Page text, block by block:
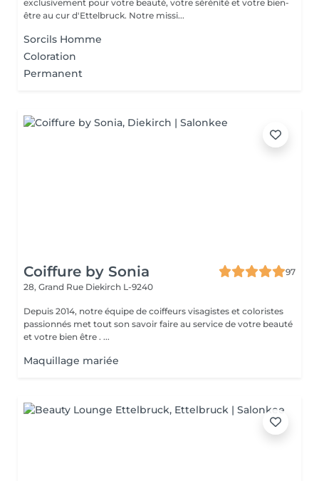
exclusivement pour votre beauté, votre sérénité et votre bien-
être au cur d'Ettelbruck. Notre missi...
Sorcils Homme
Coloration
Permanent
Coiffure by Sonia
97
28, Grand Rue Diekirch L-9240
Depuis 2014, notre équipe de coiffeurs visagistes et coloristes
passionnés met tout son savoir faire au service de votre beauté
et votre bien être . ...
Maquillage mariée